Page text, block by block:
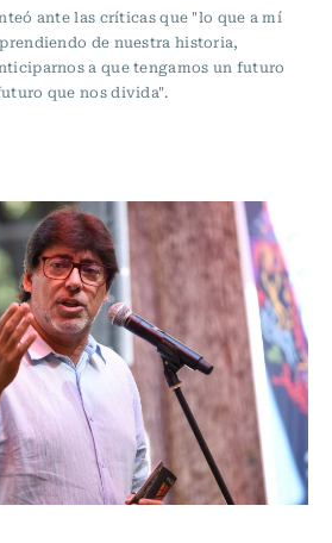
ante las críticas que "lo que a mí
de nuestra historia,
a que tengamos un futuro
que nos divida".